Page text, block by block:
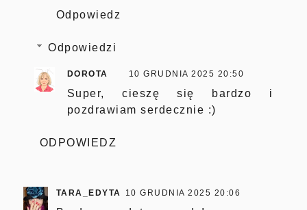
Odpowiedz
Odpowiedzi
DOROTA 10 GRUDNIA 2025 20:50
Super, cieszę się bardzo i
pozdrawiam serdecznie :)
ODPOWIEDZ
TARA_EDYTA 10 GRUDNIA 2025 20:06